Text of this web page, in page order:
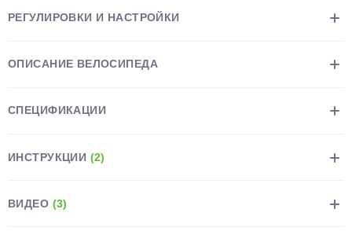
РЕГУЛИРОВКИ И НАСТРОЙКИ
ОПИСАНИЕ ВЕЛОСИПЕДА
СПЕЦИФИКАЦИИ
ИНСТРУКЦИИ (2)
ВИДЕО (3)